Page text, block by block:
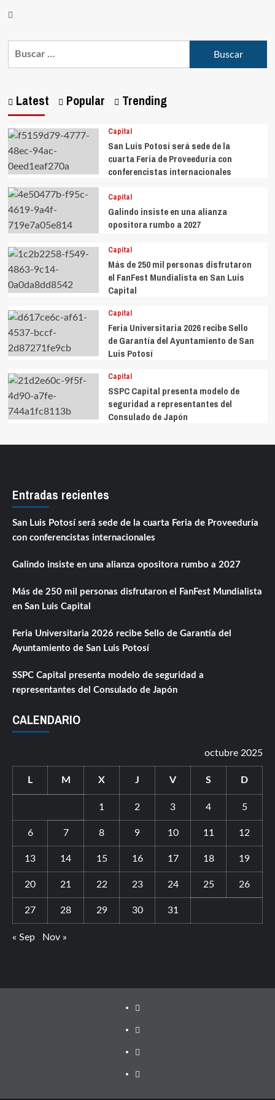
Latest Popular Trending
Capital
San Luis Potosí será sede de la
cuarta Feria de Proveeduría con
conferencistas internacionales
Capital
Galindo insiste en una alianza
opositora rumbo a 2027
Capital
Más de 250 mil personas disfrutaron
el FanFest Mundialista en San Luis
Capital
Capital
Feria Universitaria 2026 recibe Sello
de Garantía del Ayuntamiento de San
Luis Potosí
Capital
SSPC Capital presenta modelo de
seguridad a representantes del
Consulado de Japón
Entradas recientes
San Luis Potosí será sede de la cuarta Feria de Proveeduría
con conferencistas internacionales
Galindo insiste en una alianza opositora rumbo a 2027
Más de 250 mil personas disfrutaron el FanFest Mundialista
en San Luis Capital
Feria Universitaria 2026 recibe Sello de Garantía del
Ayuntamiento de San Luis Potosí
SSPC Capital presenta modelo de seguridad a
representantes del Consulado de Japón
CALENDARIO
octubre 2025
L M X J V S D
1 2 3 4 5
6 7 8 9 10 11 12
13 14 15 16 17 18 19
20 21 22 23 24 25 26
27 28 29 30 31
« Sep Nov »